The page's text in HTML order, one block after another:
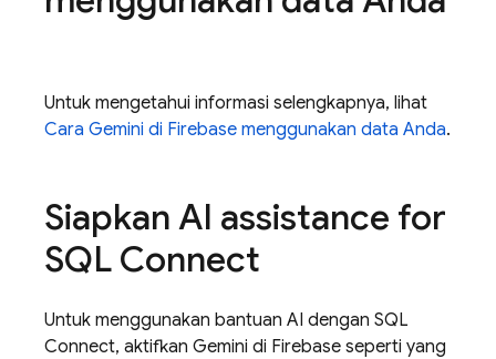
Untuk mengetahui informasi selengkapnya, lihat
Cara Gemini di Firebase menggunakan data Anda.
Siapkan AI assistance for
SQL Connect
Untuk menggunakan bantuan AI dengan SQL
Connect, aktifkan Gemini di Firebase seperti yang